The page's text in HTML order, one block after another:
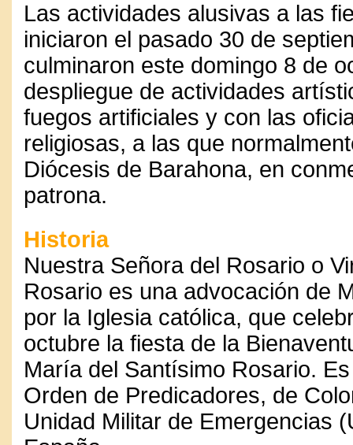
Las actividades alusivas a las
iniciaron el pasado 30 de
culminaron este domingo 8 de
despliegue de actividades
fuegos artificiales y con las
religiosas, a las que
Diócesis de Barahona, en
patrona.
Historia
Nuestra Señora del Rosario o
Rosario es una advocación de
por la Iglesia católica, que
octubre la fiesta de la
María del Santísimo Rosario.
Orden de Predicadores, de
Unidad Militar de Emergencias